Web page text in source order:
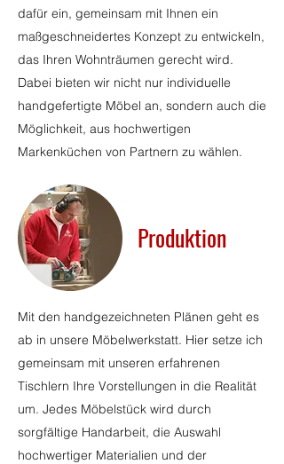
dafür ein, gemeinsam mit Ihnen ein
maßgeschneidertes Konzept zu entwickeln,
das Ihren Wohnträumen gerecht wird.
Dabei bieten wir nicht nur individuelle
handgefertigte Möbel an, sondern auch die
Möglichkeit, aus hochwertigen
Markenküchen von Partnern zu wählen.
Produktion
Mit den handgezeichneten Plänen geht es
ab in unsere Möbelwerkstatt. Hier setze ich
gemeinsam mit unseren erfahrenen
Tischlern Ihre Vorstellungen in die Realität
um. Jedes Möbelstück wird durch
sorgfältige Handarbeit, die Auswahl
hochwertiger Materialien und der